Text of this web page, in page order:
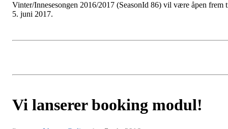
Vinter/Innesesongen 2016/2017 (SeasonId 86) vil være åpen frem
5. juni 2017.
Vi lanserer booking modul!